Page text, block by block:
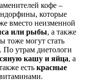
кофе –
которые
вместо неизменной
или рыбы, а также
тоже могут стать
По утрам диетологи
кашу и яйца, а
есть красные